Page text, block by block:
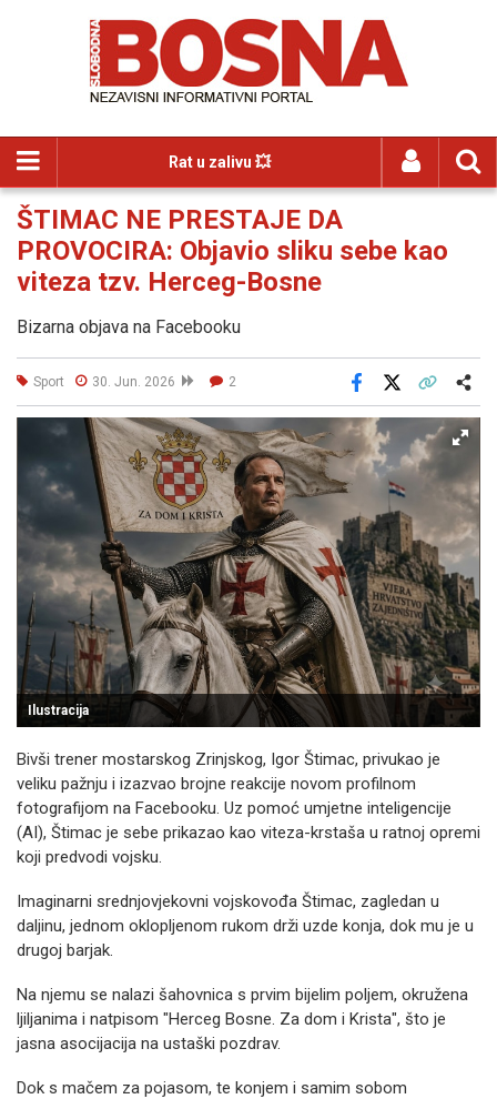
Rat u zalivu 💥
ŠTIMAC NE PRESTAJE DA
PROVOCIRA: Objavio sliku sebe kao
viteza tzv. Herceg-Bosne
Bizarna objava na Facebooku
Sport 30. Jun. 2026 2
Facebook
Ilustracija
Bivši trener mostarskog Zrinjskog, Igor Štimac, privukao je
veliku pažnju i izazvao brojne reakcije novom profilnom
fotografijom na Facebooku. Uz pomoć umjetne inteligencije
(AI), Štimac je sebe prikazao kao viteza-krstaša u ratnoj opremi
koji predvodi vojsku.
Imaginarni srednjovjekovni vojskovođa Štimac, zagledan u
daljinu, jednom oklopljenom rukom drži uzde konja, dok mu je u
drugoj barjak.
Na njemu se nalazi šahovnica s prvim bijelim poljem, okružena
ljiljanima i natpisom "Herceg Bosne. Za dom i Krista", što je
jasna asocijacija na ustaški pozdrav.
Dok s mačem za pojasom, te konjem i samim sobom